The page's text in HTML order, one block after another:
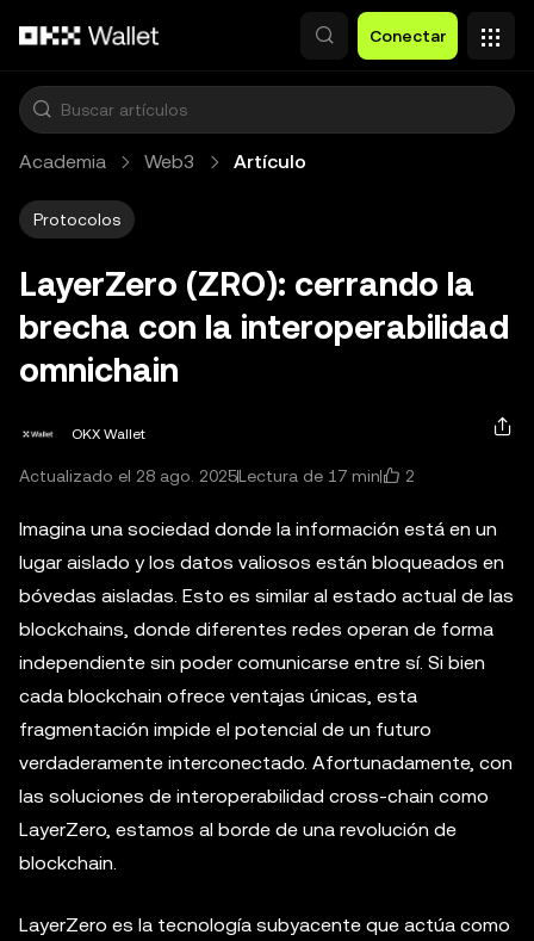
Conectar
Academia Web3 Artículo
Protocolos
LayerZero (ZRO): cerrando la
brecha con la interoperabilidad
omnichain
OKX Wallet
Actualizado el 28 ago. 2025Lectura de 17 min 2
Imagina una sociedad donde la información está en un
lugar aislado y los datos valiosos están bloqueados en
bóvedas aisladas. Esto es similar al estado actual de las
blockchains, donde diferentes redes operan de forma
independiente sin poder comunicarse entre sí. Si bien
cada blockchain ofrece ventajas únicas, esta
fragmentación impide el potencial de un futuro
verdaderamente interconectado. Afortunadamente, con
las soluciones de interoperabilidad cross-chain como
LayerZero, estamos al borde de una revolución de
blockchain.
LayerZero es la tecnología subyacente que actúa como